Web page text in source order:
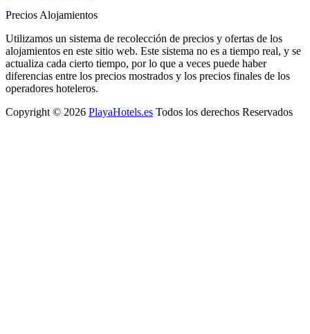
Precios Alojamientos
Utilizamos un sistema de recolección de precios y ofertas de los
alojamientos en este sitio web. Este sistema no es a tiempo real, y se
actualiza cada cierto tiempo, por lo que a veces puede haber
diferencias entre los precios mostrados y los precios finales de los
operadores hoteleros.
Copyright © 2026 PlayaHotels.es Todos los derechos Reservados